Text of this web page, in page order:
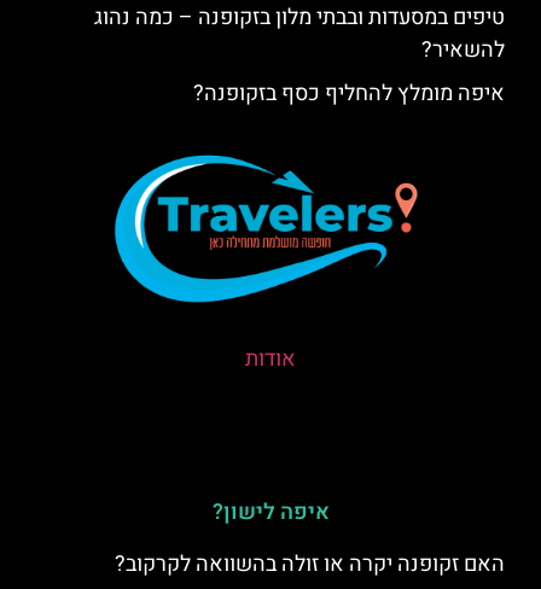
טיפים במסעדות ובבתי מלון בזקופנה – כמה נהוג
להשאיר?
איפה מומלץ להחליף כסף בזקופנה?
אודות
איפה לישון?
האם זקופנה יקרה או זולה בהשוואה לקרקוב?